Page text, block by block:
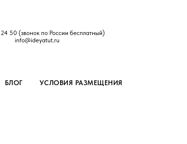
50 (звонок по России бесплатный)
info@ideyatut.ru
БЛОГ УСЛОВИЯ РАЗМЕЩЕНИЯ